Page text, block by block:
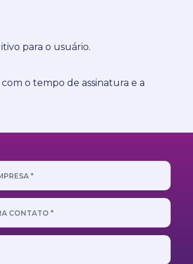
para o usuário.
o tempo de assinatura e a